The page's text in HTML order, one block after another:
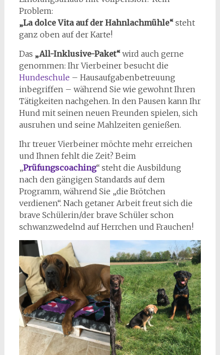
Problem:
„La dolce Vita auf der Hahnlachmühle“steht
ganz oben auf der Karte!
Das „All-Inklusive-Paket“wird auch gerne
genommen: Ihr Vierbeiner besucht die
Hundeschule – Hausaufgabenbetreuung
inbegriffen – während Sie wie gewohnt Ihren
Tätigkeiten nachgehen. In den Pausen kann Ihr
Hund mit seinen neuen Freunden spielen, sich
ausruhen und seine Mahlzeiten genießen.
Ihr treuer Vierbeiner möchte mehr erreichen
und Ihnen fehlt die Zeit? Beim
„Prüfungscoaching“ steht die Ausbildung
nach den gängigen Standards auf dem
Programm, während Sie „die Brötchen
verdienen“. Nach getaner Arbeit freut sich die
brave Schülerin/der brave Schüler schon
schwanzwedelnd auf Herrchen und Frauchen!